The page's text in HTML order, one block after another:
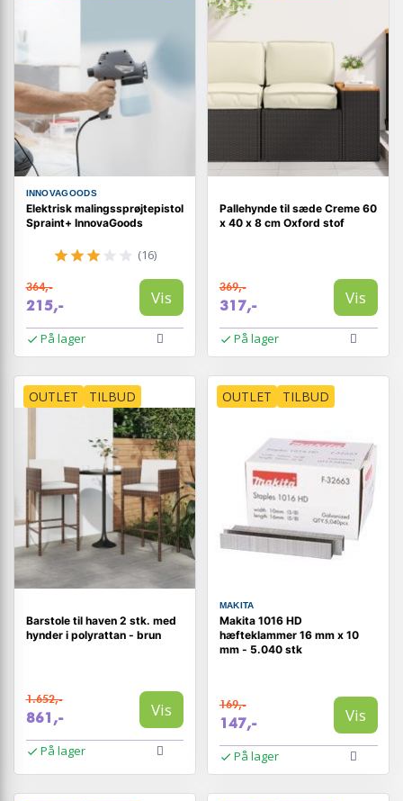
INNOVAGOODS
Elektrisk malingssprøjtepistol
Spraint+ InnovaGoods
(16)
364,-
215,- Vis
På lager
Pallehynde til sæde Creme 60
x 40 x 8 cm Oxford stof
369,-
317,- Vis
På lager
OUTLET TILBUD
Barstole til haven 2 stk. med
hynder i polyrattan - brun
1.652,-
861,- Vis
På lager
OUTLET TILBUD
MAKITA
Makita 1016 HD
hæfteklammer 16 mm x 10
mm - 5.040 stk
169,-
147,- Vis
På lager